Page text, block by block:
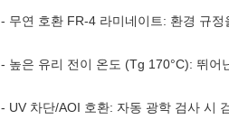
- 무연 호환 FR-4 라미네이트: 환경 규
- 높은 유리 전이 온도 (Tg 170°C): 뛰어
- UV 차단/AOI 호환: 자동 광학 검사 시